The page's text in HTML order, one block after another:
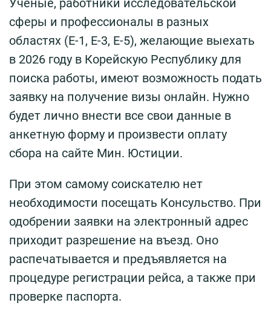
сферы и профессионалы в разных
областях (Е-1, Е-3, Е-5), желающие выехать
в 2026 году в Корейскую Республику для
поиска работы, имеют возможность подать
заявку на получение визы онлайн. Нужно
будет лично внести все свои данные в
анкетную форму и произвести оплату
сбора на сайте Мин. Юстиции.
При этом самому соискателю нет
необходимости посещать Консульство. При
одобрении заявки на электронный адрес
приходит разрешение на въезд. Оно
распечатывается и предъявляется на
процедуре регистрации рейса, а также при
проверке паспорта.